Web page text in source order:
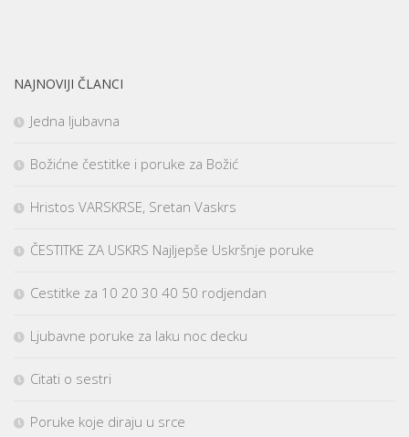
NAJNOVIJI ČLANCI
Jedna ljubavna
Božićne čestitke i poruke za Božić
Hristos VARSKRSE, Sretan Vaskrs
ČESTITKE ZA USKRS Najljepše Uskršnje poruke
Cestitke za 10 20 30 40 50 rodjendan
Ljubavne poruke za laku noc decku
Citati o sestri
Poruke koje diraju u srce